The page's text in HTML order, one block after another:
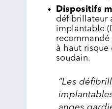
Dispositifs
défibrillateur
implantable
à haut risque
soudain.
“Les